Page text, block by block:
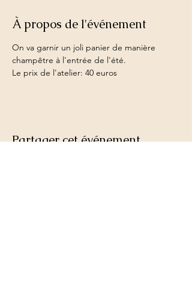
À propos de l'événement
On va garnir un joli panier de manière
champêtre à l'entrée de l'été.
Le prix de l'atelier: 40 euros
Partager cet événement